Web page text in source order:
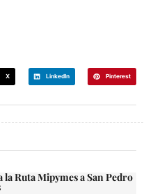
X LinkedIn Pinterest
la Ruta Mipymes a San Pedro